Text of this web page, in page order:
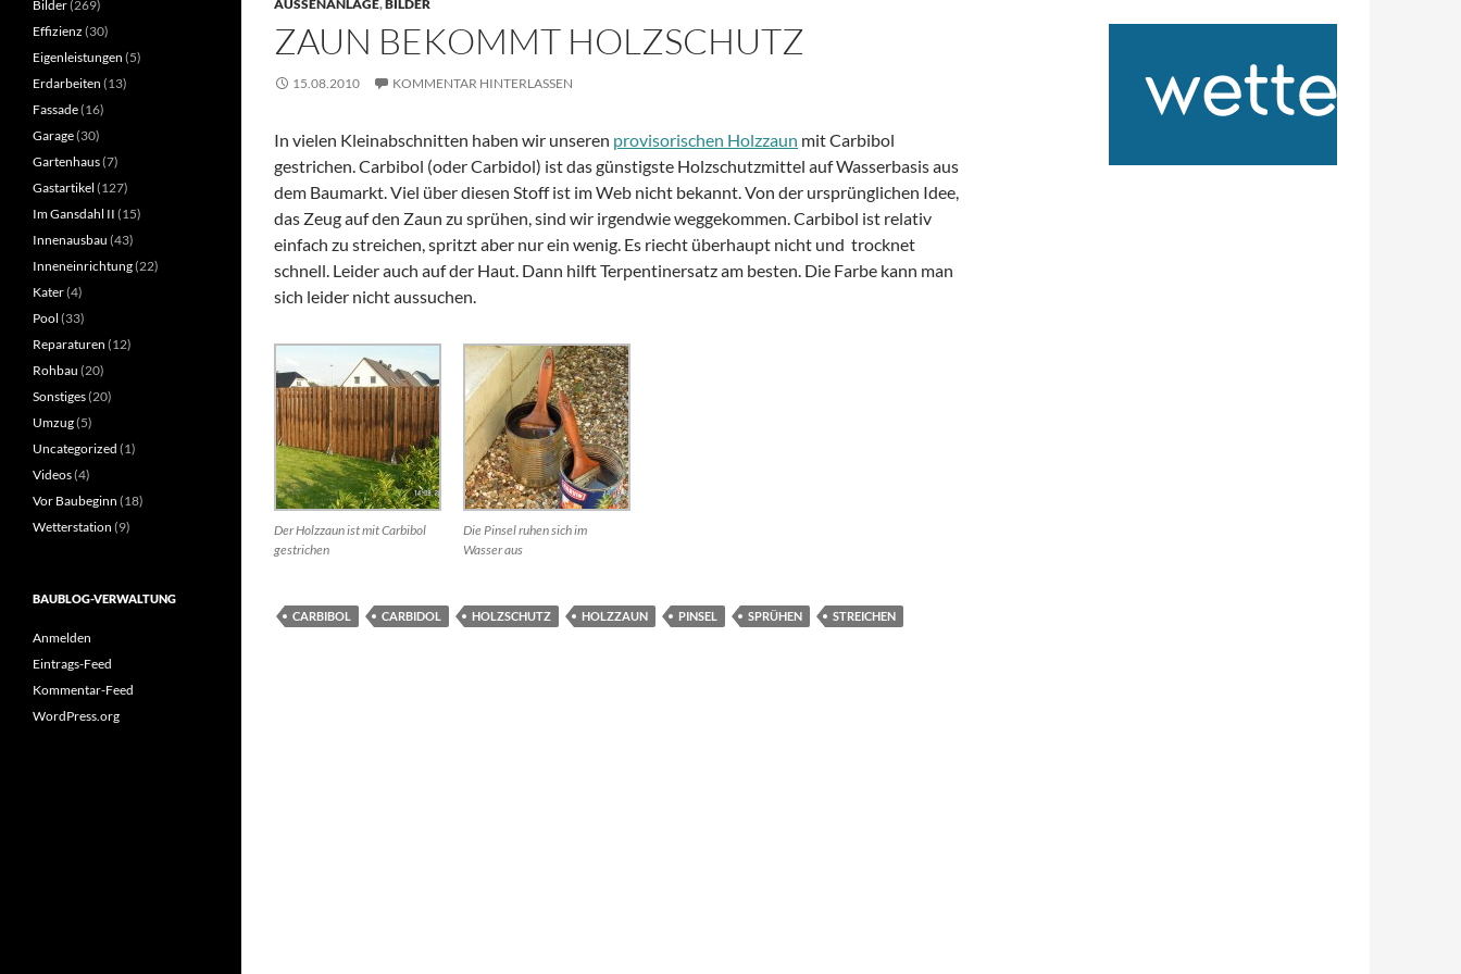
AUSSENANLAGE ,BILDER
ZAUN BEKOMMT HOLZSCHUTZ
15.08.2010 KOMMENTAR HINTERLASSEN
In vielen Kleinabschnitten haben wir unseren provisorischen Holzzaun mit Carbibol
gestrichen. Carbibol (oder Carbidol) ist das günstigste Holzschutzmittel auf Wasserbasis aus
dem Baumarkt. Viel über diesen Stoff ist im Web nicht bekannt. Von der ursprünglichen Idee,
das Zeug auf den Zaun zu sprühen, sind wir irgendwie weggekommen. Carbibol ist relativ
einfach zu streichen, spritzt aber nur ein wenig. Es riecht überhaupt nicht und trocknet
schnell. Leider auch auf der Haut. Dann hilft Terpentinersatz am besten. Die Farbe kann man
sich leider nicht aussuchen.
Der Holzzaun ist mit Carbibol
gestrichen
Die Pinsel ruhen sich im
Wasser aus
CARBIBOL CARBIDOL HOLZSCHUTZ HOLZZAUN PINSEL SPRÜHEN STREICHEN
Bilder(269)
Effizienz (30)
Eigenleistungen (5)
Erdarbeiten (13)
Fassade(16)
Garage(30)
Gartenhaus(7)
Gastartikel (127)
Im Gansdahl II (15)
Innenausbau (43)
Inneneinrichtung(22)
Kater(4)
Pool (33)
Reparaturen (12)
Rohbau (20)
Sonstiges(20)
Umzug(5)
Uncategorized (1)
Videos(4)
Vor Baubeginn (18)
Wetterstation (9)
BAUBLOG-VERWALTUNG
Anmelden
Eintrags-Feed
Kommentar-Feed
WordPress.org